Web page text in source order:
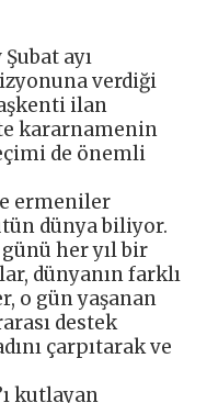
ayı
verdiği
ilan
kararnamenin
de önemli
ermeniler
dünya biliyor.
her yıl bir
dünyanın farklı
o gün yaşanan
destek
çarpıtarak ve
kutlayan